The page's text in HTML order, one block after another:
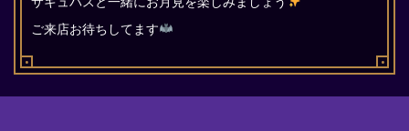
ご来店お待ちしてます